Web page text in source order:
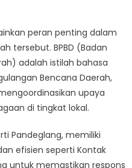
BPBD
Pandeglang
dalam
Kesiapsiagaan
Bencana
peran penting dalam
tersebut. BPBD (Badan
adalah istilah bahasa
Bencana Daerah,
upaya
di tingkat lokal.
Pandeglang, memiliki
efisien seperti Kontak
untuk memastikan respons